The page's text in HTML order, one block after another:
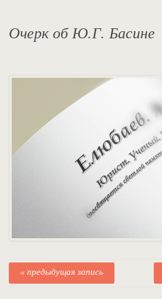
Очерк об Ю.Г. Басине
« предыдущая запись